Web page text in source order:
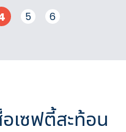
5 6
เซฟตี้สะท้อน